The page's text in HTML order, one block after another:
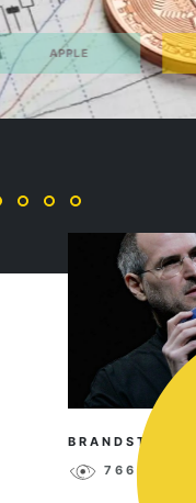
BRANDSTORY
7665